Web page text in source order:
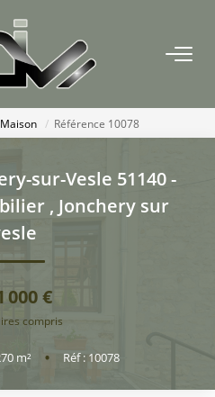
Référence 10078
sur-Vesle 51140 -
, Jonchery sur
000 €
compris
m² • Réf : 10078